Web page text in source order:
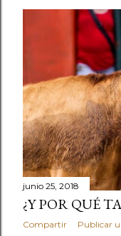
junio 25, 2018
¿Y POR QUÉ
Compartir Publicar